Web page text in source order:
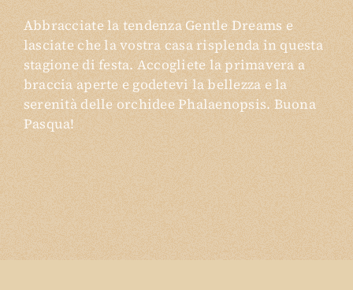
Abbracciate la tendenza Gentle Dreams e
lasciate che la vostra casa risplenda in questa
stagione di festa. Accogliete la primavera a
braccia aperte e godetevi la bellezza e la
serenità delle orchidee Phalaenopsis. Buona
Pasqua!